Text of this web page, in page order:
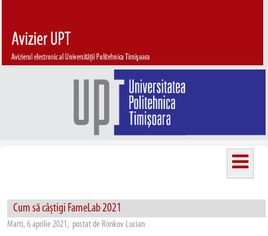
Cum să câștigi FameLab 2021
Marti, 6 aprilie 2021, postat de Ronkov Lucian